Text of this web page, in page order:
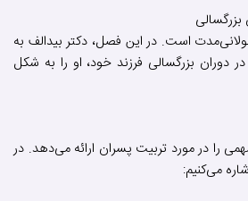
است. در این فصل، دکتر بیدالف به
دوران بزرگسالی فرزند خود، او را به شکل
را در مورد تربیت پسران ارائه می‌دهد. در
می‌کنیم: